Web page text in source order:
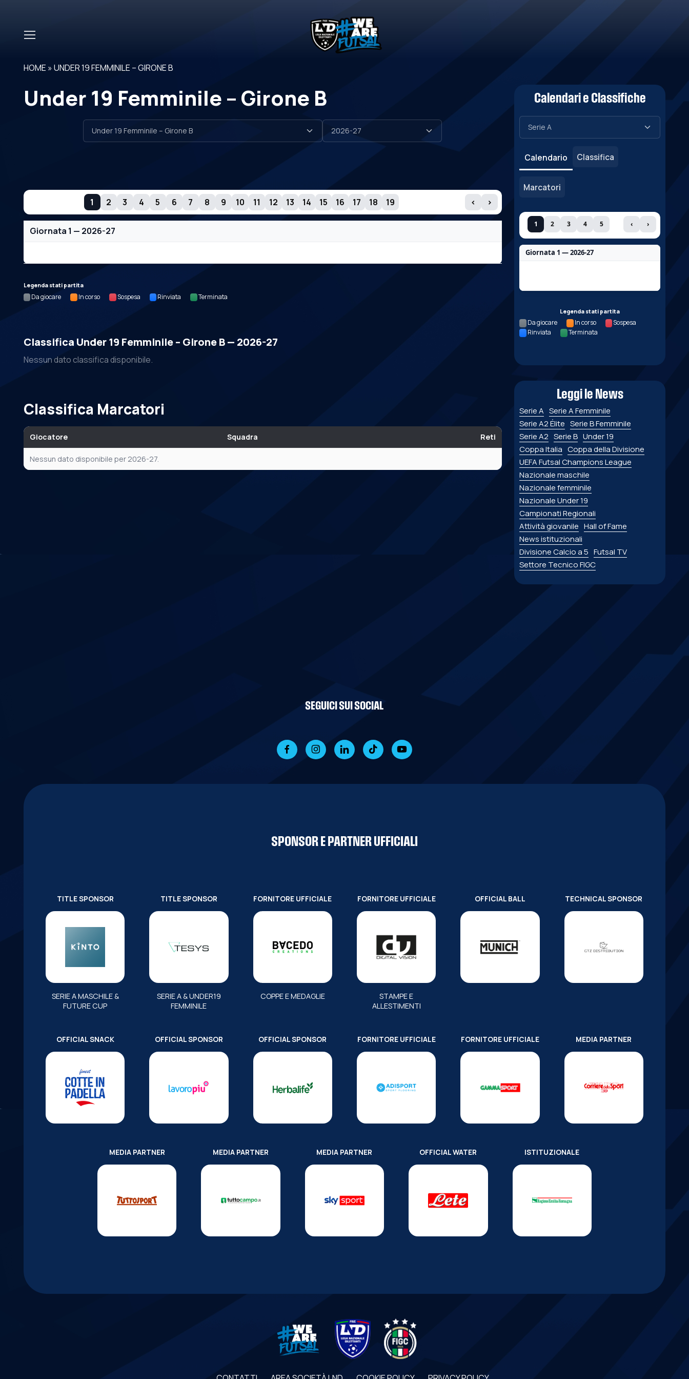
HOME »UNDER 19 FEMMINILE – GIRONE B
Under 19 Femminile – Girone B
1 2 3 4 5 6 7 8 9 10 11 12 13 14 15 16 17 18 19 ‹ ›
Giornata 1 — 2026-27
Legenda stati partita
Da giocare In corso Sospesa Rinviata Terminata
Classifica Under 19 Femminile – Girone B — 2026-27
Nessun dato classifica disponibile.
Classifica Marcatori
Giocatore Squadra Reti
Nessun dato disponibile per 2026-27.
Calendari e Classifiche
Calendario Classifica
Marcatori
1 2 3 4 5 ‹ ›
Giornata 1 — 2026-27
Legenda stati partita
Da giocare In corso
Sospesa
Rinviata
Terminata
Leggi le News
Serie A Serie A Femminile
Serie A2 Élite Serie B Femminile
Serie A2 Serie B Under 19
Coppa Italia Coppa della Divisione
UEFA Futsal Champions League
Nazionale maschile
Nazionale femminile
Nazionale Under 19
Campionati Regionali
Attività giovanile Hall of Fame
News istituzionali
Divisione Calcio a 5 Futsal TV
Settore Tecnico FIGC
SEGUICI SUI SOCIAL
SPONSOR E PARTNER UFFICIALI
TITLE SPONSOR
SERIE A MASCHILE &
FUTURE CUP
TITLE SPONSOR
SERIE A & UNDER19
FEMMINILE
FORNITORE UFFICIALE
COPPE E MEDAGLIE
FORNITORE UFFICIALE
STAMPE E
ALLESTIMENTI
OFFICIAL BALL TECHNICAL SPONSOR
OFFICIAL SNACK OFFICIAL SPONSOR OFFICIAL SPONSOR FORNITORE UFFICIALE FORNITORE UFFICIALE MEDIA PARTNER
MEDIA PARTNER MEDIA PARTNER MEDIA PARTNER OFFICIAL WATER ISTITUZIONALE